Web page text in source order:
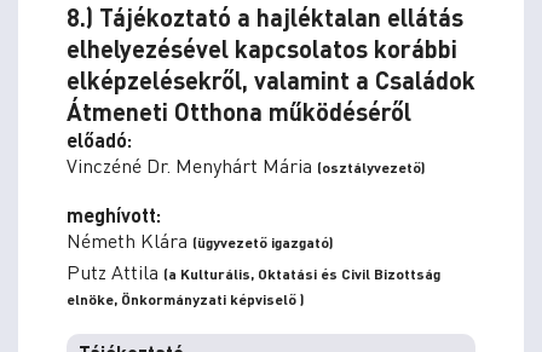
8.) Tájékoztató a hajléktalan ellátás
elhelyezésével kapcsolatos korábbi
elképzelésekről, valamint a Családok
Átmeneti Otthona működéséről
előadó:
Vinczéné Dr. Menyhárt Mária (osztályvezető)
meghívott:
Németh Klára (ügyvezető igazgató)
Putz Attila (a Kulturális, Oktatási és Civil Bizottság
elnöke, Önkormányzati képviselő )